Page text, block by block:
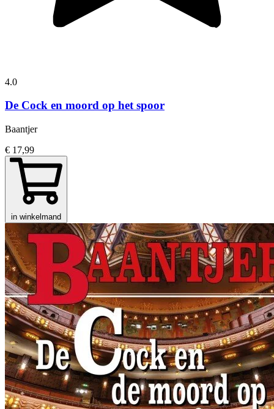
4.0
De Cock en moord op het spoor
Baantjer
€ 17,99
in winkelmand